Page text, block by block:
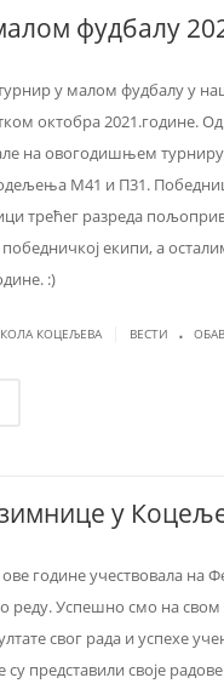
фудбалу
у малом фудбалу у
октобра 2021.године.
на овогодишњем
М41 и П31.
трећег разреда
екипи, а
:)
КОЦЕЉЕВА ВЕСТИ .
у
године учествовала на
реду. Успешно смо на
свог рада и успехе
су представили своје